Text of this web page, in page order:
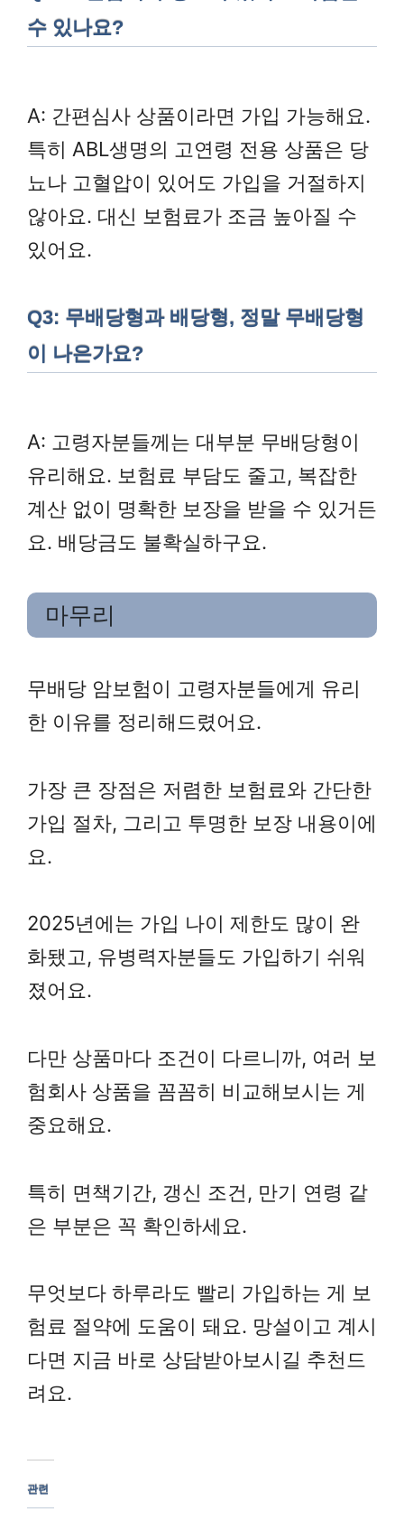
수 있나요?
A: 간편심사 상품이라면 가입 가능해요.
특히 ABL생명의 고연령 전용 상품은 당
뇨나 고혈압이 있어도 가입을 거절하지
않아요. 대신 보험료가 조금 높아질 수
있어요.
Q3: 무배당형과 배당형, 정말 무배당형
이 나은가요?
A: 고령자분들께는 대부분 무배당형이
유리해요. 보험료 부담도 줄고, 복잡한
계산 없이 명확한 보장을 받을 수 있거든
요. 배당금도 불확실하구요.
마무리
무배당 암보험이 고령자분들에게 유리
한 이유를 정리해드렸어요.
가장 큰 장점은 저렴한 보험료와 간단한
가입 절차, 그리고 투명한 보장 내용이에
요.
2025년에는 가입 나이 제한도 많이 완
화됐고, 유병력자분들도 가입하기 쉬워
졌어요.
다만 상품마다 조건이 다르니까, 여러 보
험회사 상품을 꼼꼼히 비교해보시는 게
중요해요.
특히 면책기간, 갱신 조건, 만기 연령 같
은 부분은 꼭 확인하세요.
무엇보다 하루라도 빨리 가입하는 게 보
험료 절약에 도움이 돼요. 망설이고 계시
다면 지금 바로 상담받아보시길 추천드
려요.
관련